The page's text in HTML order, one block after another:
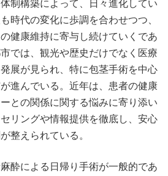
制構築によって、日々進化してい
時代の変化に歩調を合わせつつ、
健康維持に寄与し続けていくであ
では、観光や歴史だけでなく医療
展が見られ、特に包茎手術を中心
進んでいる。近年は、患者の健康
との関係に関する悩みに寄り添い
リングや情報提供を徹底し、安心
整えられている。
酔による日帰り手術が一般的であ